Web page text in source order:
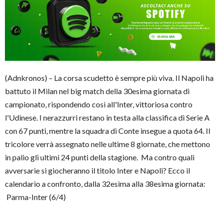
(Adnkronos) – La corsa scudetto è sempre più viva. Il Napoli ha
battuto il Milan nel big match della 30esima giornata di
campionato, rispondendo così all'Inter, vittoriosa contro
l'Udinese. I nerazzurri restano in testa alla classifica di Serie A
con 67 punti, mentre la squadra di Conte insegue a quota 64. Il
tricolore verrà assegnato nelle ultime 8 giornate, che mettono
in palio gli ultimi 24 punti della stagione. Ma contro quali
avversarie si giocheranno il titolo Inter e Napoli? Ecco il
calendario a confronto, dalla 32esima alla 38esima giornata:
Parma-Inter (6/4)